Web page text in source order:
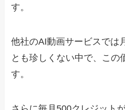
す。
他社のAI動画サービスでは
とも珍しくない中で、この
す。